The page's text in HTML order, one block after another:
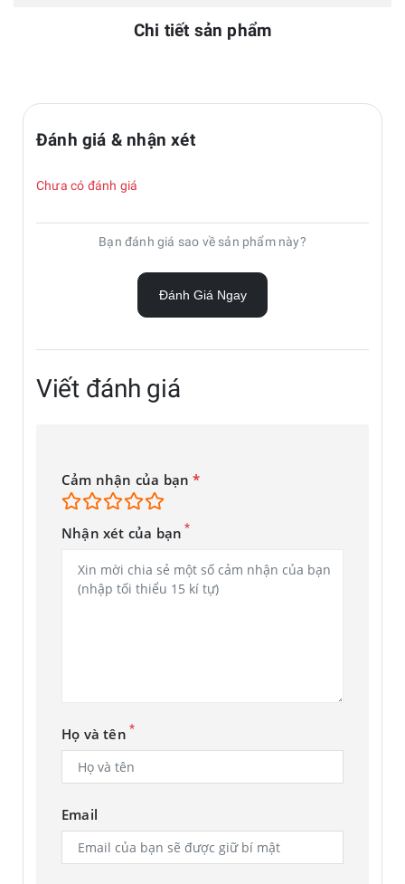
Chi tiết sản phẩm
Đánh giá & nhận xét
Chưa có đánh giá
Bạn đánh giá sao về sản phẩm này?
Đánh Giá Ngay
Viết đánh giá
Cảm nhận của bạn*
Nhận xét của bạn *
Họ và tên *
Email